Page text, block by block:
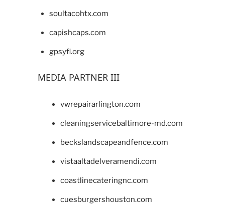
soultacohtx.com
capishcaps.com
gpsyfl.org
MEDIA PARTNER III
vwrepairarlington.com
cleaningservicebaltimore-md.com
beckslandscapeandfence.com
vistaaltadelveramendi.com
coastlinecateringnc.com
cuesburgershouston.com